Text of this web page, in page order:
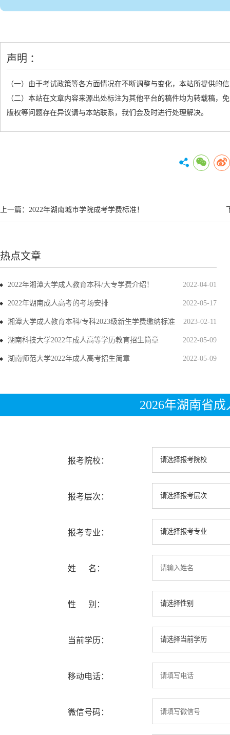
声明 ：
（一）由于考试政策等各方面情况在不断调整与变化，本站所提供的
（二）本站在文章内容来源出处标注为其他平台的稿件均为转载稿
版权等问题存在异议请与本站联系，我们会及时进行处理解决。
上一篇： 2022年湖南城市学院成考学费标准！
热点文章
2022-04-01
2022年湘潭大学成人教育本科/大专学费介绍！
2022-05-17
2022年湖南成人高考的考场安排
2023-02-11
湘潭大学成人教育本科/专科2023级新生学费缴纳标准
2022-05-09
湖南科技大学2022年成人高等学历教育招生简章
2022-05-09
湖南师范大学2022年成人高考招生简章
2026年湖南省
报考院校：
报考层次：
报考专业：
姓 名：
性 别：
当前学历：
移动电话：
微信号码：